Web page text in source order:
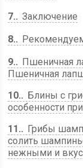
7.
Заключение
8.
9.
Пшеничная
Пшеничная
10.
Блины с
особенности
11.
Грибы
солить
нежными и